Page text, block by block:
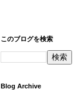
このブログを検索
Blog Archive